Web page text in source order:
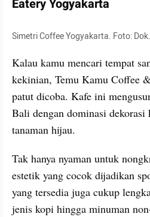
Eatery Yogyakarta
Simetri Coffee Yogyakarta. Foto:
Kalau kamu mencari tempat
kekinian, Temu Kamu Coffee
patut dicoba. Kafe ini
Bali dengan dominasi dekorasi
tanaman hijau.
Tak hanya nyaman untuk
estetik yang cocok dijadikan
yang tersedia juga cukup
jenis kopi hingga minuman